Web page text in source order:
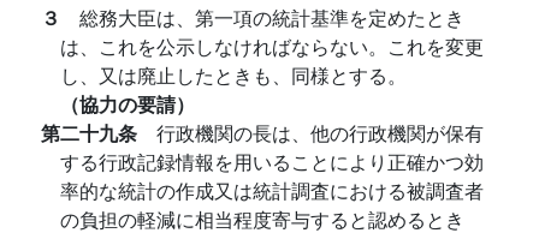
３ 総務大臣は、第一項の統計基準を定めたとき
は、これを公示しなければならない。これを変更
し、又は廃止したときも、同様とする。
（協力の要請）
第二十九条 行政機関の長は、他の行政機関が保有
する行政記録情報を用いることにより正確かつ効
率的な統計の作成又は統計調査における被調査者
の負担の軽減に相当程度寄与すると認めるとき